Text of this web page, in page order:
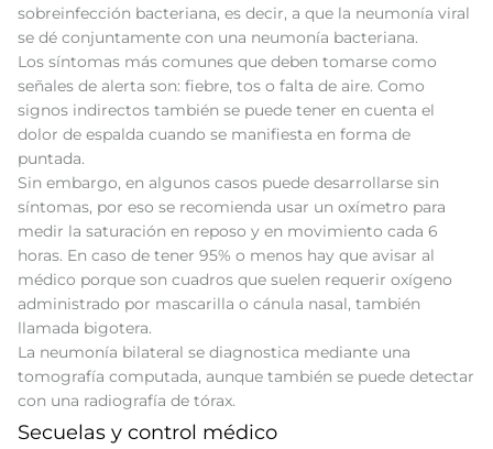
sobreinfección bacteriana, es decir, a que la neumonía viral
se dé conjuntamente con una neumonía bacteriana.
Los síntomas más comunes que deben tomarse como
señales de alerta son: fiebre, tos o falta de aire. Como
signos indirectos también se puede tener en cuenta el
dolor de espalda cuando se manifiesta en forma de
puntada.
Sin embargo, en algunos casos puede desarrollarse sin
síntomas, por eso se recomienda usar un oxímetro para
medir la saturación en reposo y en movimiento cada 6
horas. En caso de tener 95% o menos hay que avisar al
médico porque son cuadros que suelen requerir oxígeno
administrado por mascarilla o cánula nasal, también
llamada bigotera.
La neumonía bilateral se diagnostica mediante una
tomografía computada, aunque también se puede detectar
con una radiografía de tórax.
Secuelas y control médico